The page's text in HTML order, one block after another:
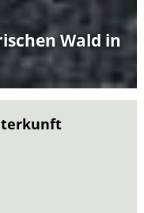
Wald in